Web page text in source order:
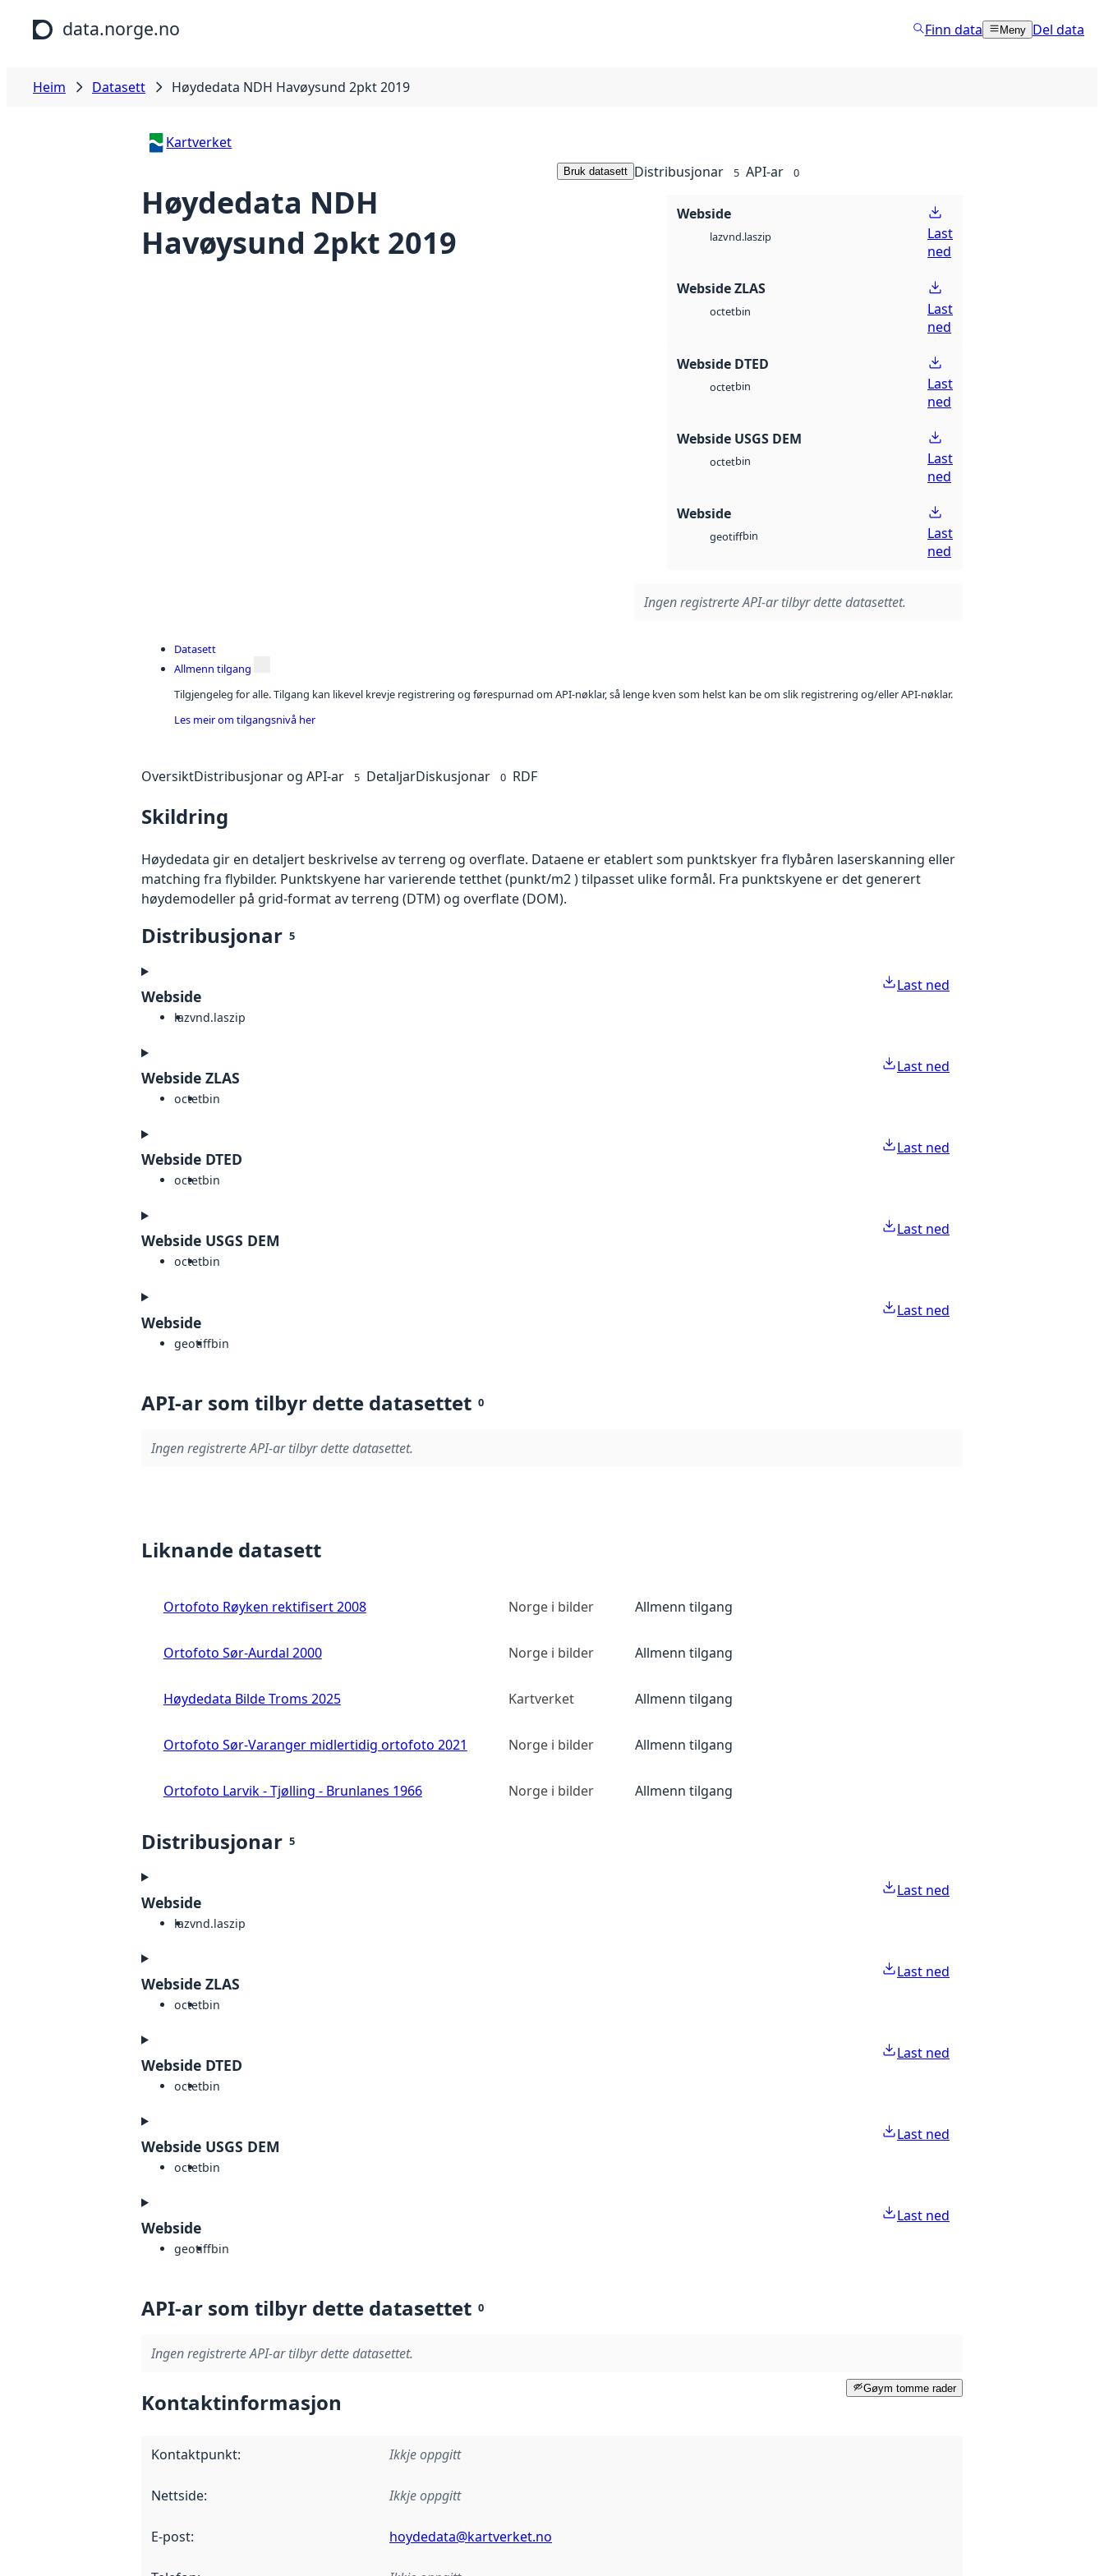
Hopp til hovudinnhald
data.norge.no Finn data Meny Del data
Heim Datasett Høydedata NDH Havøysund 2pkt 2019
Kartverket
Høydedata NDH
Havøysund 2pkt 2019
Bruk datasett Distribusjonar 5 API-ar 0
Webside
lazvnd.laszip
Last
ned
Webside ZLAS
octetbin
Last
ned
Webside DTED
octetbin
Last
ned
Webside USGS DEM
octetbin
Last
ned
Webside
geotiffbin
Last
ned
Ingen registrerte API-ar tilbyr dette datasettet.
Datasett
Allmenn tilgang
Tilgjengeleg for alle. Tilgang kan likevel krevje registrering og førespurnad om API-nøklar, så lenge kven som helst kan be om slik registrering og/eller API-nøklar.
Les meir om tilgangsnivå her
OversiktDistribusjonar og API-ar 5 DetaljarDiskusjonar 0 RDF
Skildring
Høydedata gir en detaljert beskrivelse av terreng og overflate. Dataene er etablert som punktskyer fra flybåren laserskanning eller
matching fra flybilder. Punktskyene har varierende tetthet (punkt/m2 ) tilpasset ulike formål. Fra punktskyene er det generert
høydemodeller på grid-format av terreng (DTM) og overflate (DOM).
Distribusjonar 5
Webside
lazvnd.laszip
Last ned
Webside ZLAS
octetbin
Last ned
Webside DTED
octetbin
Last ned
Webside USGS DEM
octetbin
Last ned
Webside
geotiffbin
Last ned
API-ar som tilbyr dette datasettet 0
Ingen registrerte API-ar tilbyr dette datasettet.
Liknande datasett
Ortofoto Røyken rektifisert 2008 Norge i bilder Allmenn tilgang
Ortofoto Sør-Aurdal 2000 Norge i bilder Allmenn tilgang
Høydedata Bilde Troms 2025 Kartverket Allmenn tilgang
Ortofoto Sør-Varanger midlertidig ortofoto 2021 Norge i bilder Allmenn tilgang
Ortofoto Larvik - Tjølling - Brunlanes 1966 Norge i bilder Allmenn tilgang
Distribusjonar 5
Webside
lazvnd.laszip
Last ned
Webside ZLAS
octetbin
Last ned
Webside DTED
octetbin
Last ned
Webside USGS DEM
octetbin
Last ned
Webside
geotiffbin
Last ned
API-ar som tilbyr dette datasettet 0
Ingen registrerte API-ar tilbyr dette datasettet.
Gøym tomme rader
Kontaktinformasjon
Kontaktpunkt: Ikkje oppgitt
Nettside: Ikkje oppgitt
E-post: hoydedata@kartverket.no